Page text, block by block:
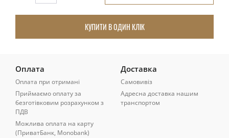
КУПИТИ В ОДИН КЛІК
Оплата
Оплата при отримані
Приймаємо оплату за
безготівковим розрахунком з
ПДВ
Можлива оплата на карту
(ПриватБанк, Monobank)
Доставка
Самовивіз
Адресна доставка нашим
транспортом